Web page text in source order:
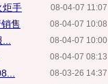
08-04-07 11:07
炬手
08-04-07 10:08
售
08-04-07 10:00
08-04-07 08:13
08-03-26 14:37